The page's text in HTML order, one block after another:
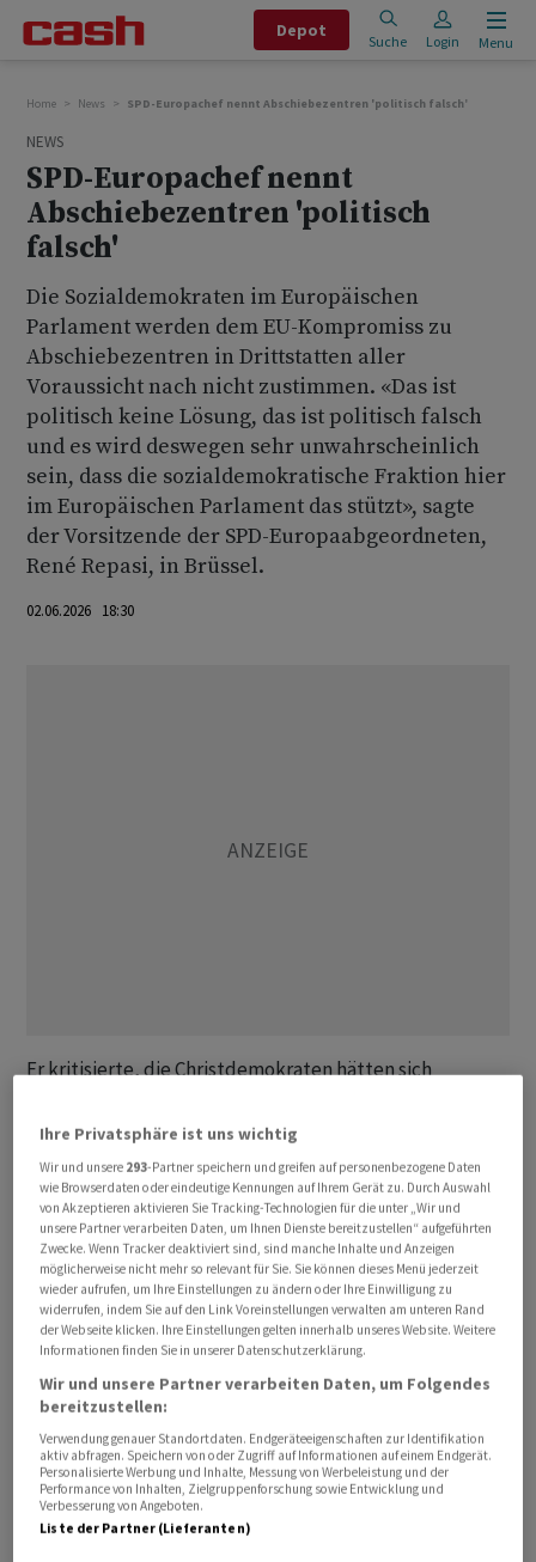
Depot
Suche Login Menu
Home News SPD-Europachef nennt Abschiebezentren 'politisch falsch'
NEWS
SPD-Europachef nennt
Abschiebezentren 'politisch
falsch'
Die Sozialdemokraten im Europäischen
Parlament werden dem EU-Kompromiss zu
Abschiebezentren in Drittstatten aller
Voraussicht nach nicht zustimmen. «Das ist
politisch keine Lösung, das ist politisch falsch
und es wird deswegen sehr unwahrscheinlich
sein, dass die sozialdemokratische Fraktion hier
im Europäischen Parlament das stützt», sagte
der Vorsitzende der SPD-Europaabgeordneten,
René Repasi, in Brüssel.
02.06.2026 18:30
Er kritisierte, die Christdemokraten hätten sich
die «rechtsstaatlich problematisch» seien.
Grundrechtsschutz finde dort nicht statt. Darüber
hinaus sei die Entscheidung nur ein Hinausverlagern von
Problemen, die mit der Regelung nicht gelöst seien.
«Jetzt kommen wir in die zynische Situation, dass man
irgendeinen Staat sucht, der irgendwelche
Visaerleichterungen oder Geld bekommt, damit er dann
zurückgeschoben werden können oder woanders
angenommen werden», gab Repasi nach einem Treffen
mit dem SPD-Bundestagsfraktionsvorsitzenden
Matthias Miersch zu Bedenken. Miersch sprach mit Blick
auf die Abschiebezentren von einer umstrittenen Frage,
Ihre Privatsphäre ist uns wichtig
Wir und unsere 293-Partner speichern und greifen auf personenbezogene Daten
wie Browserdaten oder eindeutige Kennungen auf Ihrem Gerät zu. Durch Auswahl
von Akzeptieren aktivieren Sie Tracking-Technologien für die unter „Wir und
unsere Partner verarbeiten Daten, um Ihnen Dienste bereitzustellen“ aufgeführten
Zwecke. Wenn Tracker deaktiviert sind, sind manche Inhalte und Anzeigen
möglicherweise nicht mehr so relevant für Sie. Sie können dieses Menü jederzeit
wieder aufrufen, um Ihre Einstellungen zu ändern oder Ihre Einwilligung zu
widerrufen, indem Sie auf den Link Voreinstellungen verwalten am unteren Rand
der Webseite klicken. Ihre Einstellungen gelten innerhalb unseres Website. Weitere
Informationen finden Sie in unserer Datenschutzerklärung.
Wir und unsere Partner verarbeiten Daten, um Folgendes
bereitzustellen:
Verwendung genauer Standortdaten. Endgeräteeigenschaften zur Identifikation
aktiv abfragen. Speichern von oder Zugriff auf Informationen auf einem Endgerät.
Personalisierte Werbung und Inhalte, Messung von Werbeleistung und der
Performance von Inhalten, Zielgruppenforschung sowie Entwicklung und
Verbesserung von Angeboten.
Liste der Partner (Lieferanten)